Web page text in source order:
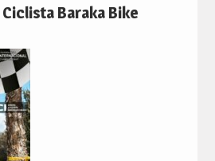
Baraka Bike